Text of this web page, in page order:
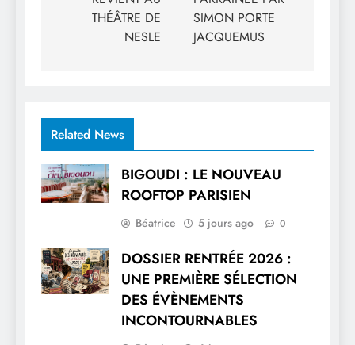
l’article
THÉÂTRE DE
NESLE
SIMON PORTE
JACQUEMUS
Related News
BIGOUDI : LE NOUVEAU
ROOFTOP PARISIEN
Béatrice 5 jours ago 0
DOSSIER RENTRÉE 2026 :
UNE PREMIÈRE SÉLECTION
DES ÉVÈNEMENTS
INCONTOURNABLES